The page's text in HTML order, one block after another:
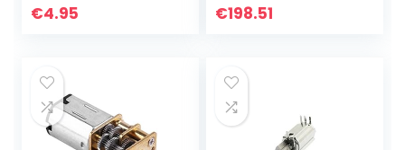
€4.95
Machine
Gereedschap
Boom Blad…
€198.51